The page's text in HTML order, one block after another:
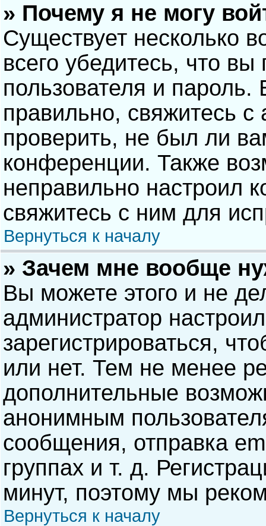
» Почему я не могу
Существует несколько
всего убедитесь, что
пользователя и
правильно, свяжитесь
проверить, не был ли
конференции. Также
неправильно настроил
свяжитесь с ним для
Вернуться к началу
» Зачем мне вообще
Вы можете этого и не
администратор
зарегистрироваться,
или нет. Тем не менее
дополнительные
анонимным
сообщения, отправка
группах и т. д.
минут, поэтому мы
Вернуться к началу